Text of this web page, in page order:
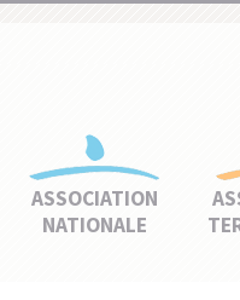
ASSOCIATION
NATIONALE